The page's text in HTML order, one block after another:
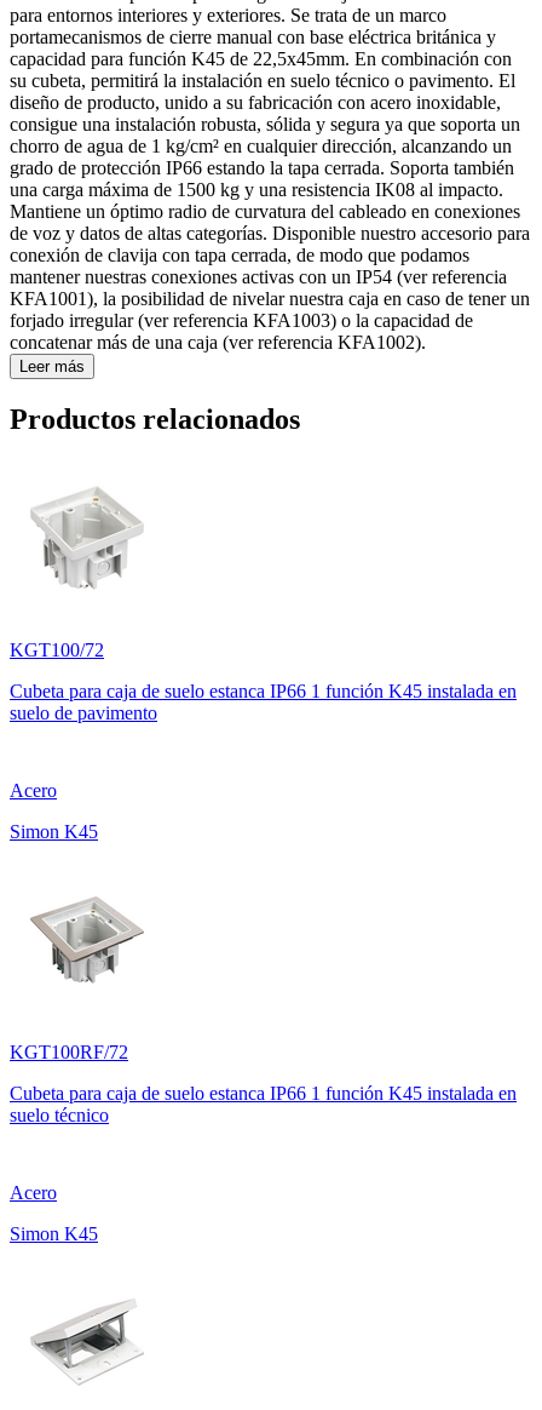
para entornos interiores y exteriores. Se trata de un marco
portamecanismos de cierre manual con base eléctrica británica y
capacidad para función K45 de 22,5x45mm. En combinación con
su cubeta, permitirá la instalación en suelo técnico o pavimento. El
diseño de producto, unido a su fabricación con acero inoxidable,
consigue una instalación robusta, sólida y segura ya que soporta un
chorro de agua de 1 kg/cm² en cualquier dirección, alcanzando un
grado de protección IP66 estando la tapa cerrada. Soporta también
una carga máxima de 1500 kg y una resistencia IK08 al impacto.
Mantiene un óptimo radio de curvatura del cableado en conexiones
de voz y datos de altas categorías. Disponible nuestro accesorio para
conexión de clavija con tapa cerrada, de modo que podamos
mantener nuestras conexiones activas con un IP54 (ver referencia
KFA1001), la posibilidad de nivelar nuestra caja en caso de tener un
forjado irregular (ver referencia KFA1003) o la capacidad de
concatenar más de una caja (ver referencia KFA1002).
Leer más
Productos relacionados
KGT100/72
Cubeta para caja de suelo estanca IP66 1 función K45 instalada en
suelo de pavimento
Acero
Simon K45
KGT100RF/72
Cubeta para caja de suelo estanca IP66 1 función K45 instalada en
suelo técnico
Acero
Simon K45